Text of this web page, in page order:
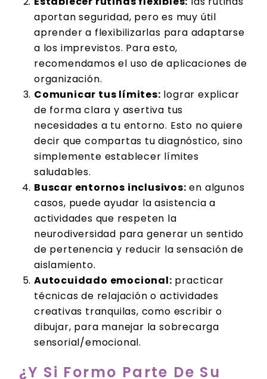
aportan seguridad, pero es muy útil
aprender a flexibilizarlas para adaptarse
a los imprevistos. Para esto,
recomendamos el uso de aplicaciones de
organización.
Comunicar tus límites: lograr explicar
de forma clara y asertiva tus
necesidades a tu entorno. Esto no quiere
decir que compartas tu diagnóstico, sino
simplemente establecer límites
saludables.
Buscar entornos inclusivos: en algunos
casos, puede ayudar la asistencia a
actividades que respeten la
neurodiversidad para generar un sentido
de pertenencia y reducir la sensación de
aislamiento.
Autocuidado emocional: practicar
técnicas de relajación o actividades
creativas tranquilas, como escribir o
dibujar, para manejar la sobrecarga
sensorial/emocional.
¿Y Si Formo Parte De Su